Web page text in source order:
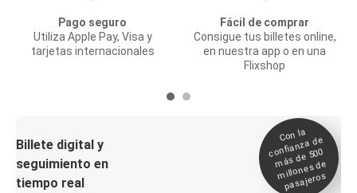
Pago seguro
Utiliza Apple Pay, Visa y
tarjetas internacionales
Fácil de comprar
Consigue tus billetes online,
en nuestra app o en una
Flixshop
Billete digital y
seguimiento en
tiempo real
Con la
confianza de
más de 500
millones de
pasajeros